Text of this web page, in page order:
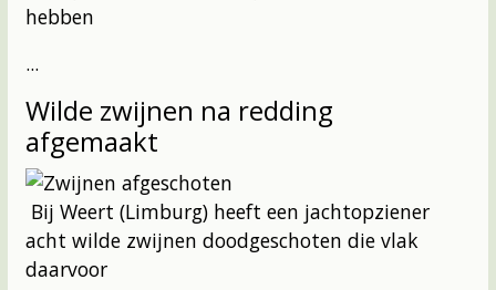
hebben
...
Wilde zwijnen na redding
afgemaakt
Bij Weert (Limburg) heeft een jachtopziener
acht wilde zwijnen doodgeschoten die vlak
daarvoor